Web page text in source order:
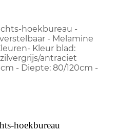
hoekbureau -
- Melamine
Kleur blad:
antraciet
- Diepte: 80/120cm -
hoekbureau